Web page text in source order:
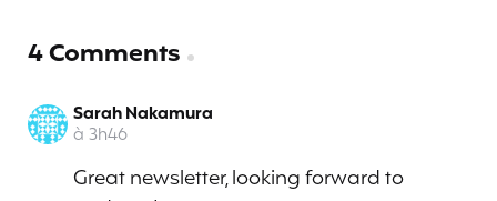
4 Comments
Sarah Nakamura
à 3h46
Great newsletter, looking forward to